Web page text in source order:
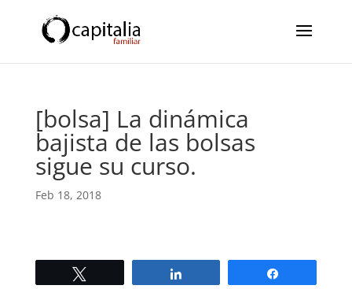
[bolsa] La dinámica
bajista de las bolsas
sigue su curso.
Feb 18, 2018